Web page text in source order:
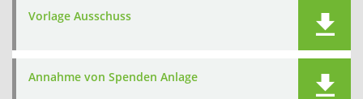
Vorlage Ausschuss
Annahme von Spenden Anlage